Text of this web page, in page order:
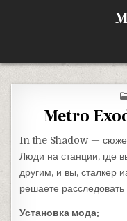
Metro
In the Shadow —
Люди на станции, где
другим, и вы, сталкер
решаете
Установка мода: